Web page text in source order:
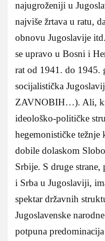
najugroženiji u
najviše žrtava u ratu,
obnovu Jugoslavije
se upravo u Bosni i
rat od 1941. do 1945.
socijalistička
ZAVNOBIH…). Ali,
ideološko-političke
hegemonističke
dobile dolaskom
Srbije. S druge
i Srba u Jugoslaviji,
spektar državnih
Jugoslavenske
potpuna